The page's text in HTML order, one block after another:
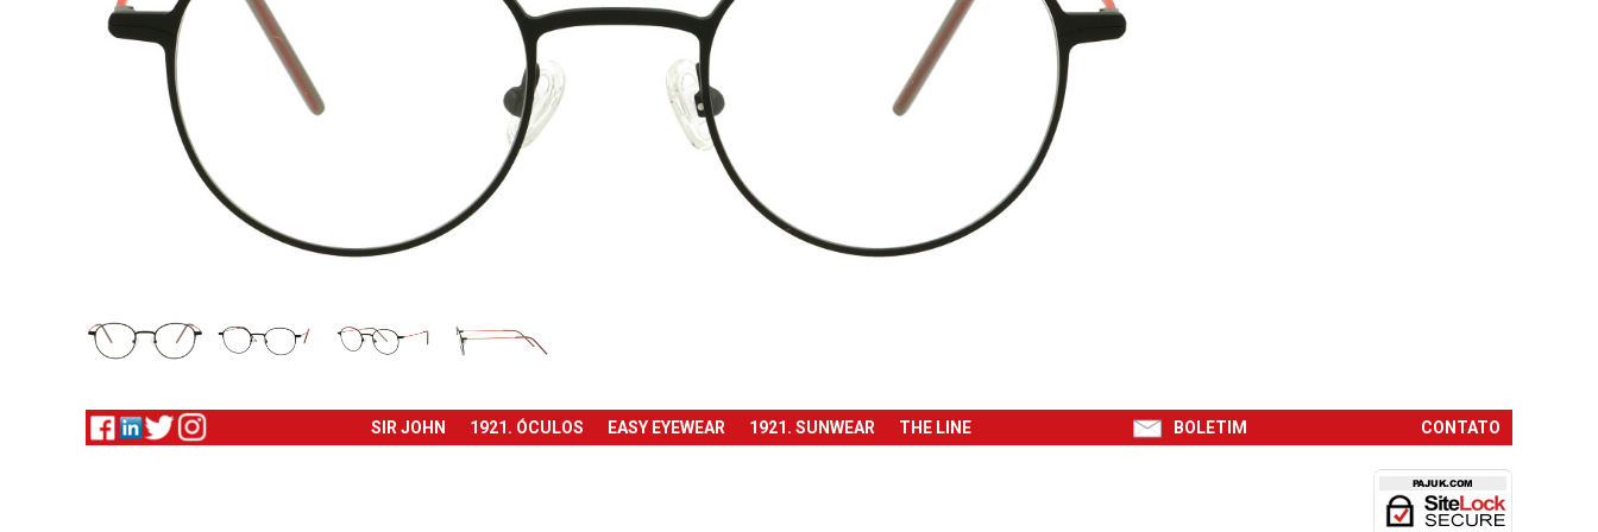
SIR JOHN 1921. ÓCULOS EASY EYEWEAR 1921. SUNWEAR THE LINE BOLETIM CONTATO